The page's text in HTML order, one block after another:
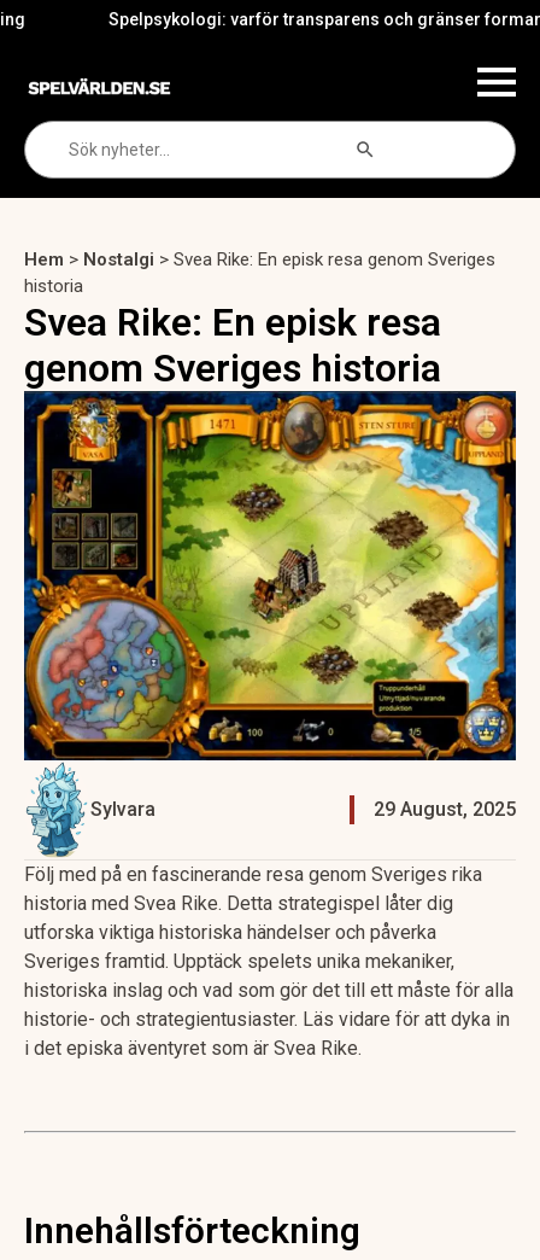
Spelpsykologi: varför transparens och gränser formar
for:
Hem > Nostalgi > Svea Rike: En episk resa genom Sveriges
historia
Svea Rike: En episk resa
genom Sveriges historia
Sylvara 29 August, 2025
Följ med på en fascinerande resa genom Sveriges rika
historia med Svea Rike. Detta strategispel låter dig
utforska viktiga historiska händelser och påverka
Sveriges framtid. Upptäck spelets unika mekaniker,
historiska inslag och vad som gör det till ett måste för alla
historie- och strategientusiaster. Läs vidare för att dyka in
i det episka äventyret som är Svea Rike.
Innehållsförteckning